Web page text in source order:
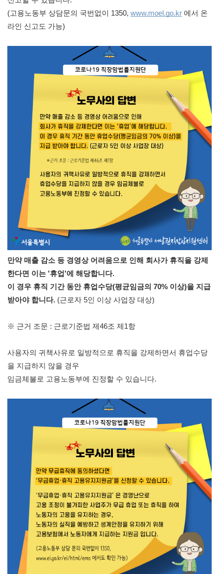
(고용노동부 상담문의 국번없이 1350, www.moel.go.kr 에서 온
라인 신고도 가능)
만약 매출 감소 등 경영상 어려움으로 인해 회사가 휴직을 강제
한다면 이는 '휴업'에 해당합니다.
이 경우 휴직 기간 동안 휴업수당(평균임금의 70% 이상)을 지급
받아야 합니다. (근로자 5인 이상 사업장 대상)
※ 근거 조문 : 근로기준법 제46조 제1항
사용자의 귀책사유로 일방적으로 휴직을 강제하면서 휴업수당
을 지급하지 않을 경우
임금체불로 고용노동부에 진정할 수 있습니다.